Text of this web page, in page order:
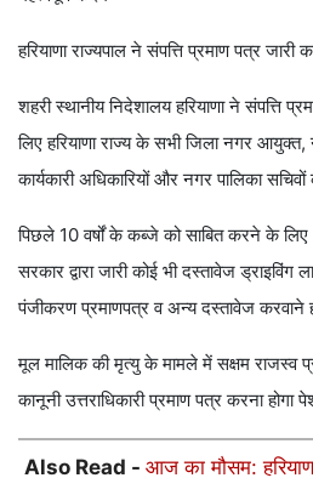
हरियाणा राज्यपाल ने संपत्ति प्रमाण पत्र जारी
शहरी स्थानीय निदेशालय हरियाणा ने संपत्ति
लिए हरियाणा राज्य के सभी जिला नगर
कार्यकारी अधिकारियों और नगर पालिका
पिछले 10 वर्षों के कब्जे को साबित करने के लिए
सरकार द्वारा जारी कोई भी दस्तावेज ड्राइविंग
पंजीकरण प्रमाणपत्र व अन्य दस्तावेज करवाने
मूल मालिक की मृत्यु के मामले में सक्षम राजस्व
कानूनी उत्तराधिकारी प्रमाण पत्र करना होगा
Also Read - आज का मौसम: